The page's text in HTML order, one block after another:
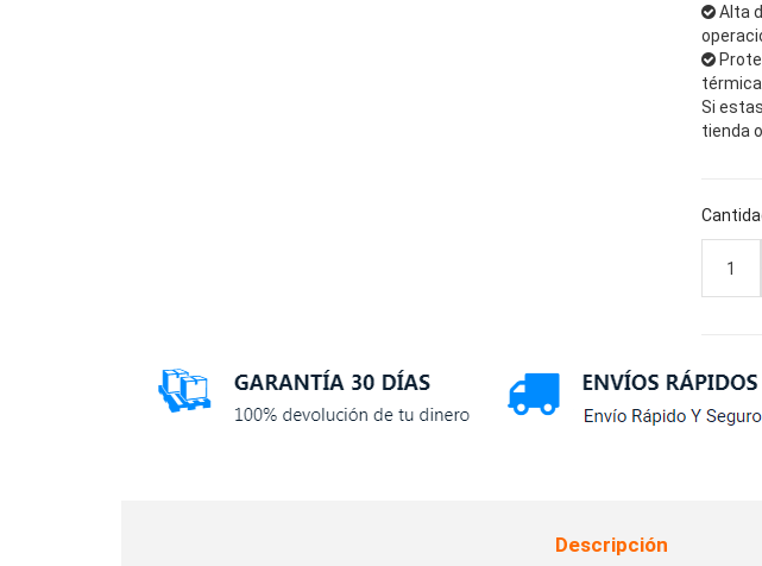
Alta
Si
tienda
Descripción